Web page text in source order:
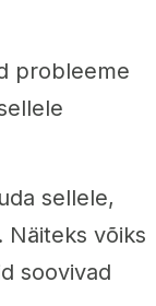
probleeme
sellele,
Näiteks võiks
soovivad